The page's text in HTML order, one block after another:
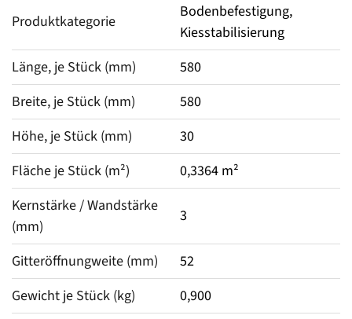
Produktkategorie
Bodenbefestigung,
Kiesstabilisierung
Länge, je Stück (mm)
580
Breite, je Stück (mm)
580
Höhe, je Stück (mm)
30
Fläche je Stück (m²)
0,3364 m²
Kernstärke / Wandstärke
(mm)
3
Gitteröffnungweite (mm)
52
Gewicht je Stück (kg)
0,900